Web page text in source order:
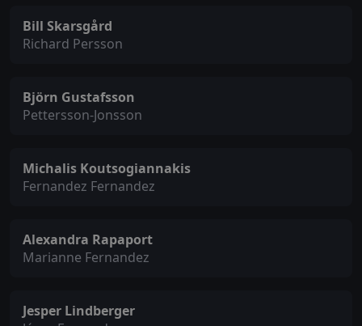
Bill Skarsgård
Richard Persson
Björn Gustafsson
Pettersson-Jonsson
Michalis Koutsogiannakis
Fernandez Fernandez
Alexandra Rapaport
Marianne Fernandez
Jesper Lindberger